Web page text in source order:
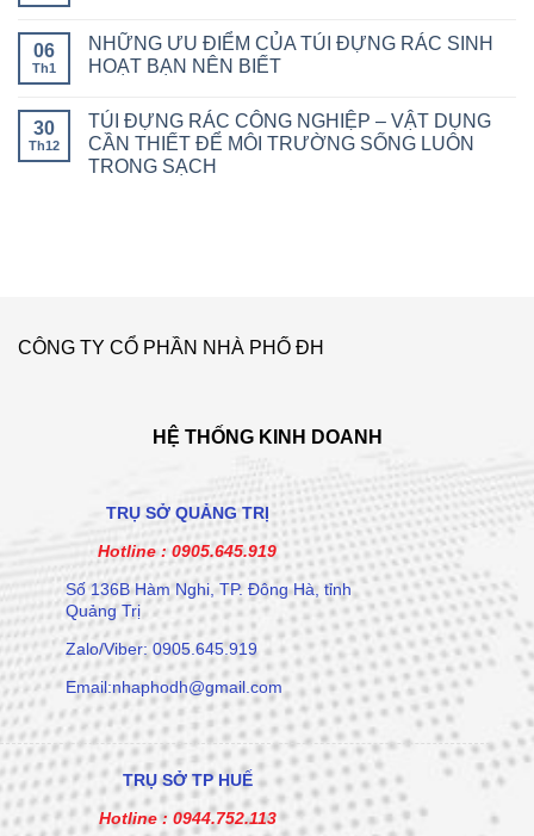
06
Th1
NHỮNG ƯU ĐIỂM CỦA TÚI ĐỰNG RÁC SINH
HOẠT BẠN NÊN BIẾT
30
Th12
TÚI ĐỰNG RÁC CÔNG NGHIỆP – VẬT DỤNG
CẦN THIẾT ĐỂ MÔI TRƯỜNG SỐNG LUÔN
TRONG SẠCH
CÔNG TY CỔ PHẦN NHÀ PHỐ ĐH
HỆ THỐNG KINH DOANH
TRỤ SỞ QUẢNG TRỊ
Hotline : 0905.645.919
Số 136B Hàm Nghi, TP. Đông Hà, tỉnh
Quảng Trị
Zalo/Viber: 0905.645.919
Email:nhaphodh@gmail.com
TRỤ SỞ TP HUẾ
Hotline : 0944.752.113